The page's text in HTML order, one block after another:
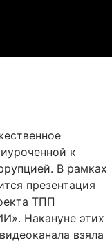
к
В рамках
презентация
ТПП
Накануне этих
взяла